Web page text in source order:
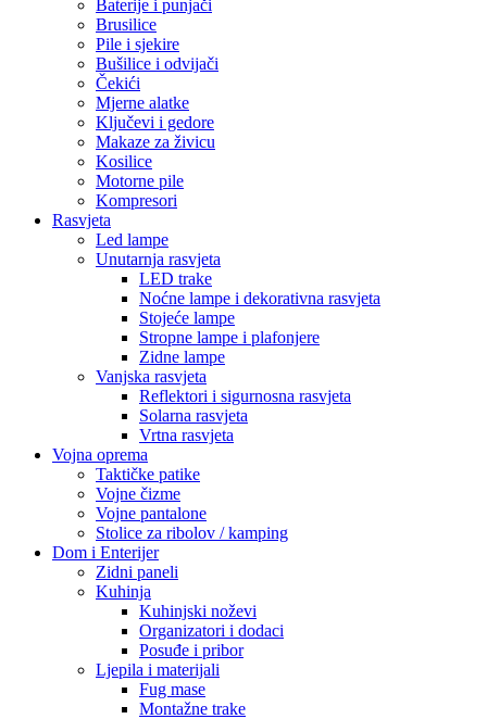
Baterije i punjači
Brusilice
Pile i sjekire
Bušilice i odvijači
Čekići
Mjerne alatke
Ključevi i gedore
Makaze za živicu
Kosilice
Motorne pile
Kompresori
Rasvjeta
Led lampe
Unutarnja rasvjeta
LED trake
Noćne lampe i dekorativna rasvjeta
Stojeće lampe
Stropne lampe i plafonjere
Zidne lampe
Vanjska rasvjeta
Reflektori i sigurnosna rasvjeta
Solarna rasvjeta
Vrtna rasvjeta
Vojna oprema
Taktičke patike
Vojne čizme
Vojne pantalone
Stolice za ribolov / kamping
Dom i Enterijer
Zidni paneli
Kuhinja
Kuhinjski noževi
Organizatori i dodaci
Posuđe i pribor
Ljepila i materijali
Fug mase
Montažne trake